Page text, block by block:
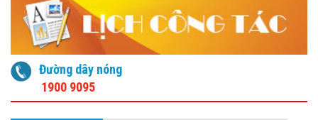
Đường dây nóng
1900 9095